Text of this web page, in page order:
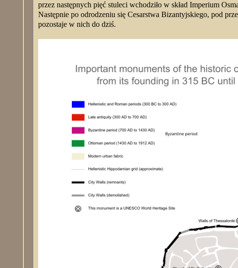
przez następnych pięć stuleci wchodziło w skład Imperium
Następnie po odrodzeniu się Cesarstwa Bizantyjskiego, pod
pozostaje w nich do dziś.